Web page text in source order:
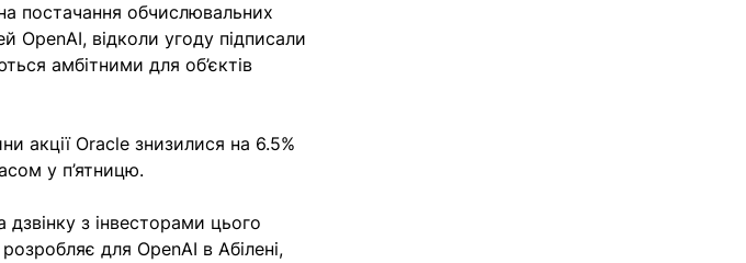
постачання обчислювальних
OpenAI, відколи угоду підписали
амбітними для об’єктів
акції Oracle знизилися на 6.5%
у п’ятницю.
з інвесторами цього
для OpenAI в Абілені,